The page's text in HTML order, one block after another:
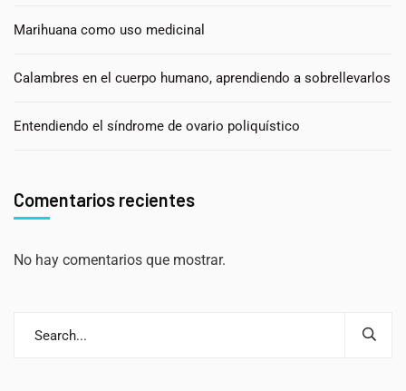
Marihuana como uso medicinal
Calambres en el cuerpo humano, aprendiendo a sobrellevarlos
Entendiendo el síndrome de ovario poliquístico
Comentarios recientes
No hay comentarios que mostrar.